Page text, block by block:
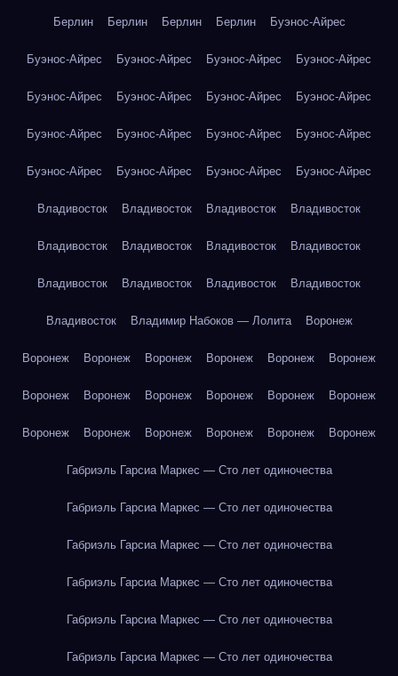
Берлин Берлин Берлин Берлин Буэнос-Айрес
Буэнос-Айрес Буэнос-Айрес Буэнос-Айрес Буэнос-Айрес
Буэнос-Айрес Буэнос-Айрес Буэнос-Айрес Буэнос-Айрес
Буэнос-Айрес Буэнос-Айрес Буэнос-Айрес Буэнос-Айрес
Буэнос-Айрес Буэнос-Айрес Буэнос-Айрес Буэнос-Айрес
Владивосток Владивосток Владивосток Владивосток
Владивосток Владивосток Владивосток Владивосток
Владивосток Владивосток Владивосток Владивосток
Владивосток Владимир Набоков — Лолита Воронеж
Воронеж Воронеж Воронеж Воронеж Воронеж Воронеж
Воронеж Воронеж Воронеж Воронеж Воронеж Воронеж
Воронеж Воронеж Воронеж Воронеж Воронеж Воронеж
Габриэль Гарсиа Маркес — Сто лет одиночества
Габриэль Гарсиа Маркес — Сто лет одиночества
Габриэль Гарсиа Маркес — Сто лет одиночества
Габриэль Гарсиа Маркес — Сто лет одиночества
Габриэль Гарсиа Маркес — Сто лет одиночества
Габриэль Гарсиа Маркес — Сто лет одиночества